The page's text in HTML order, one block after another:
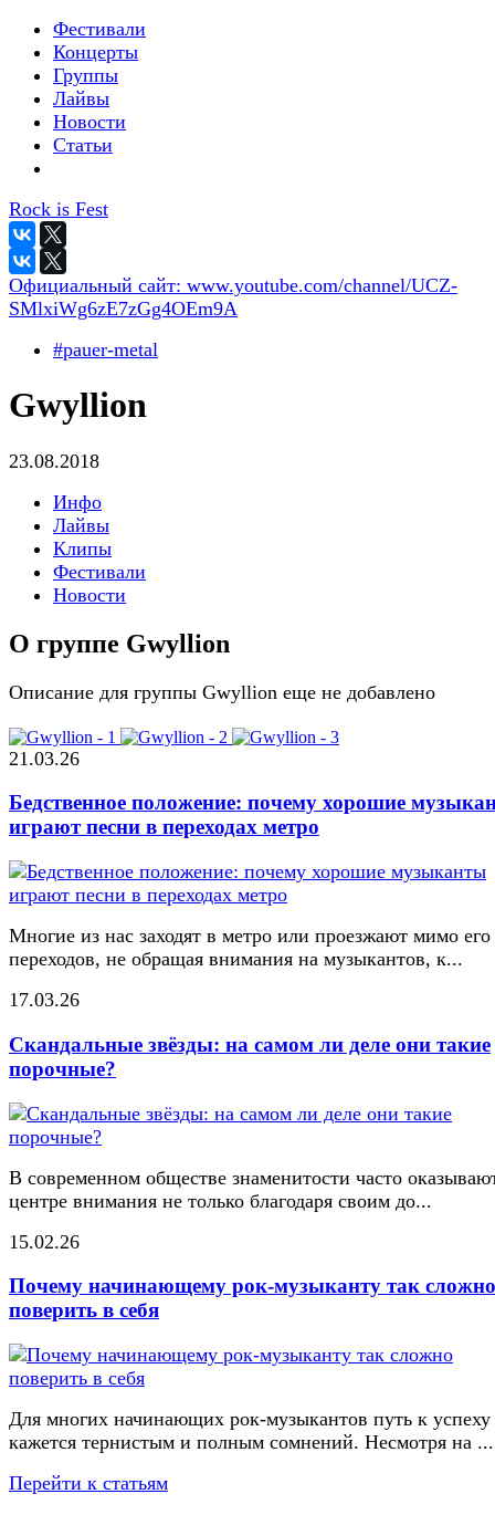
Фестивали
Концерты
Группы
Лайвы
Новости
Статьи
Rock is Fest
Официальный сайт: www.youtube.com/channel/UCZ-
SMlxiWg6zE7zGg4OEm9A
#pauer-metal
Gwyllion
23.08.2018
Инфо
Лайвы
Клипы
Фестивали
Новости
О группе Gwyllion
Описание для группы Gwyllion еще не добавлено
21.03.26
Бедственное положение: почему хорошие
играют песни в переходах метро
Многие из нас заходят в метро или проезжают мимо его
переходов, не обращая внимания на музыкантов, к...
17.03.26
Скандальные звёзды: на самом ли деле они такие
порочные?
В современном обществе знаменитости часто
центре внимания не только благодаря своим до...
15.02.26
Почему начинающему рок-музыканту так сложно
поверить в себя
Для многих начинающих рок-музыкантов путь к успеху
кажется тернистым и полным сомнений. Несмотря на ...
Перейти к статьям